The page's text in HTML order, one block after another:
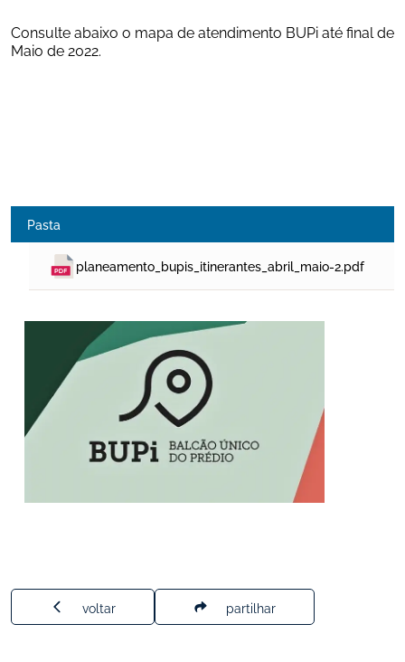
Consulte abaixo o mapa de atendimento BUPi até final de
Maio de 2022.
Pasta
planeamento_bupis_itinerantes_abril_maio-2.pdf
voltar partilhar